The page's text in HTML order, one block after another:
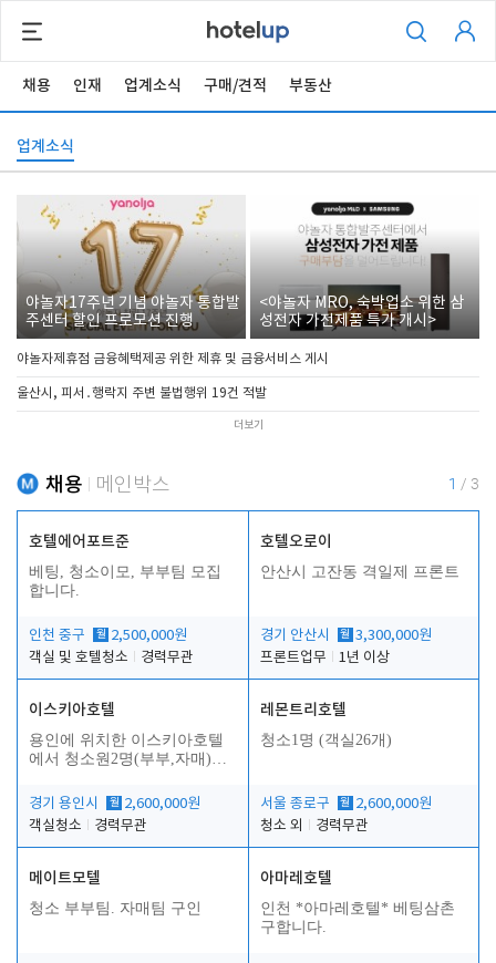
채용 인재 업계소식 구매/견적 부동산
업계소식
야놀자17주년 기념 야놀자 통합발
주센터 할인 프로모션 진행
<야놀자 MRO, 숙박업소 위한 삼
성전자 가전제품 특가 개시>
야놀자제휴점 금융혜택제공 위한 제휴 및 금융서비스 게시
울산시, 피서․행락지 주변 불법행위 19건 적발
더보기
채용 메인박스 1 / 3
호텔에어포트준
베팅, 청소이모, 부부팀 모집
합니다.
인천 중구 월 2,500,000원
객실 및 호텔청소
경력무관
호텔오로이
안산시 고잔동 격일제 프론트
경기 안산시 월 3,300,000원
프론트업무
1년 이상
이스키아호텔
용인에 위치한 이스키아호텔
에서 청소원2명(부부,자매)을
경기 용인시
월 2,600,000원
객실청소
경력무관
레몬트리호텔
청소1명 (객실26개)
서울 종로구 월 2,600,000원
청소 외
경력무관
메이트모텔
청소 부부팀. 자매팀 구인
아마레호텔
인천 *아마레호텔* 베팅삼촌
구합니다.